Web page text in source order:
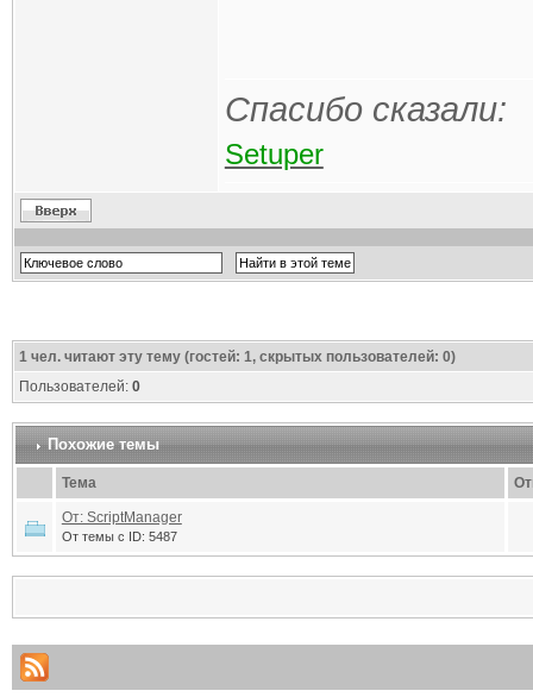
Спасибо сказали:
Setuper
1чел. читают эту тему (гостей: 1, скрытых пользователей: 0)
Пользователей: 0
Похожие темы
Тема
От: ScriptManager
От темы с ID: 5487